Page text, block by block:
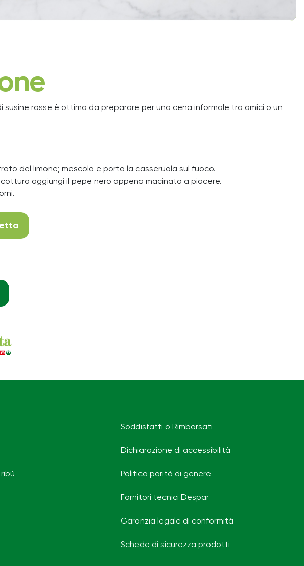
susine rosse è ottima da preparare per una cena informale tra amici o un
del limone; mescola e porta la casseruola sul fuoco.
aggiungi il pepe nero appena macinato a piacere.
Soddisfatti o Rimborsati
Dichiarazione di accessibilità
Politica parità di genere
Fornitori tecnici Despar
Garanzia legale di conformità
Schede di sicurezza prodotti